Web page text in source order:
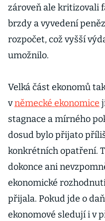
zároveň ale kritizovali
brzdy a vyvedení
rozpočet, což vyšší
umožnilo.
Velká část ekonomů
vněmecké ekonomice
stagnace a mírného
dosud bylo přijato
konkrétních opatření.
dokonce ani
ekonomické
přijala. Pokud jde o
ekonomové sledují i v